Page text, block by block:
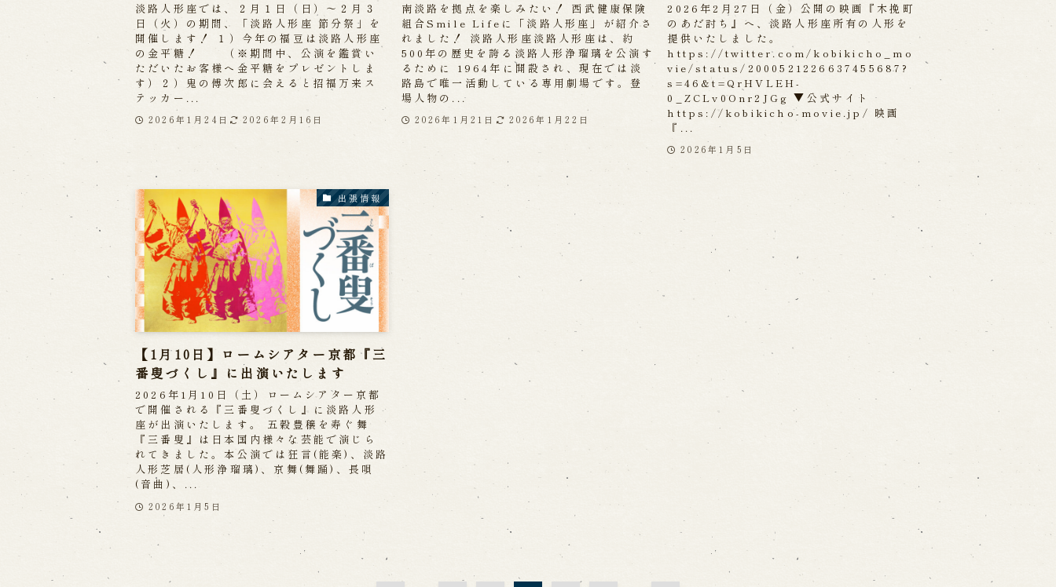
淡路人形座では、２月１日（日）～２月３
日（火）の期間、「淡路人形座 節分祭」を
開催します！ １）今年の福豆は淡路人形座
の金平糖！ （※期間中、公演を鑑賞い
ただいたお客様へ金平糖をプレゼントしま
す）２）鬼の傅次郎に会えると招福万来ス
テッカー...
2026年1月24日 2026年2月16日
南淡路を拠点を楽しみたい！ 西武健康保険
組合Smile Lifeに「淡路人形座」が紹介さ
れました！ 淡路人形座淡路人形座は、約
500年の歴史を誇る淡路人形浄瑠璃を公演す
るために 1964年に開設され、現在では淡
路島で唯一活動している専用劇場です。登
場人物の...
2026年1月21日 2026年1月22日
2026年2月27日（金）公開の映画『木挽町
のあだ討ち』へ、淡路人形座所有の人形を
提供いたしました。
https://twitter.com/kobikicho_mo
vie/status/2000521226637455687?
s=46&t=QrHVLEH-
0_ZCLv0Onr2JGg ▼公式サイト
https://kobikicho-movie.jp/ 映画
『...
2026年1月5日
出張情報
【1月10日】ロームシアター京都『三
番叟づくし』に出演いたします
2026年1月10日（土）ロームシアター京都
で開催される『三番叟づくし』に淡路人形
座が出演いたします。 五穀豊穣を寿ぐ舞
『三番叟』は日本国内様々な芸能で演じら
れてきました。本公演では狂言(能楽)、淡路
人形芝居(人形浄瑠璃)、京舞(舞踊)、長唄
(音曲)、...
2026年1月5日